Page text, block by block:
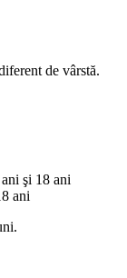
de vârstă.
şi 18 ani
ani